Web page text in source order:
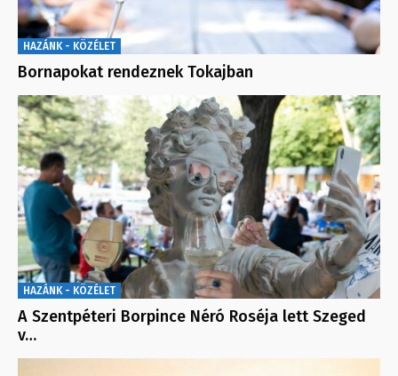
HAZÁNK - KÖZÉLET
Bornapokat rendeznek Tokajban
HAZÁNK - KÖZÉLET
A Szentpéteri Borpince Néró Roséja lett Szeged
v…